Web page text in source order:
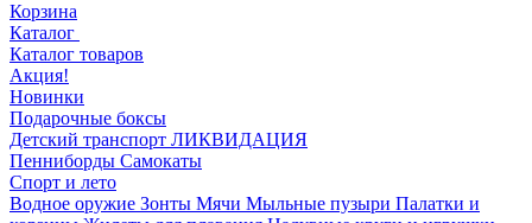
Корзина
Каталог
Каталог товаров
Акция!
Новинки
Подарочные боксы
Детский транспорт ЛИКВИДАЦИЯ
Пенниборды Самокаты
Спорт и лето
Водное оружие Зонты Мячи Мыльные пузыри Палатки и